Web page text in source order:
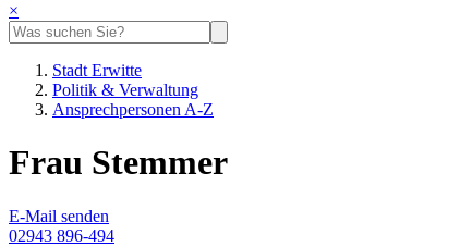
×
Stadt Erwitte
Politik & Verwaltung
Ansprechpersonen A-Z
Frau Stemmer
E-Mail senden
02943 896-494